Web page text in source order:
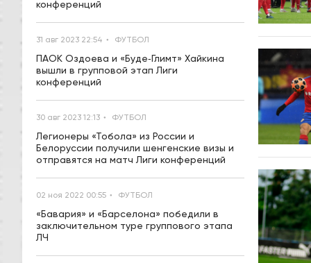
конференций
31 авг 2023 22:54 ФУТБОЛ
ПАОК Оздоева и «Буде‑Глимт» Хайкина
вышли в групповой этап Лиги
конференций
30 авг 2023 12:13 ФУТБОЛ
Легионеры «Тобола» из России и
Белоруссии получили шенгенские визы и
отправятся на матч Лиги конференций
02 ноя 2022 00:55 ФУТБОЛ
«Бавария» и «Барселона» победили в
заключительном туре группового этапа
ЛЧ